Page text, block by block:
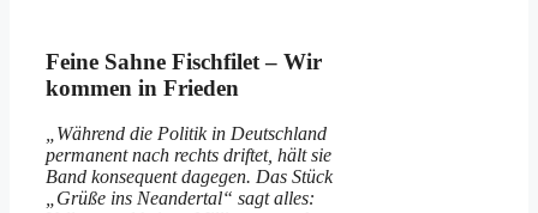
Feine Sahne Fischfilet – Wir
kommen in Frieden
„Während die Politik in Deutschland
permanent nach rechts driftet, hält sie
Band konsequent dagegen. Das Stück
„Grüße ins Neandertal“ sagt alles: